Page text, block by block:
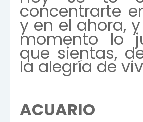
concentrarte
y en el ahora,
momento lo
que sientas,
la alegría de
ACUARIO